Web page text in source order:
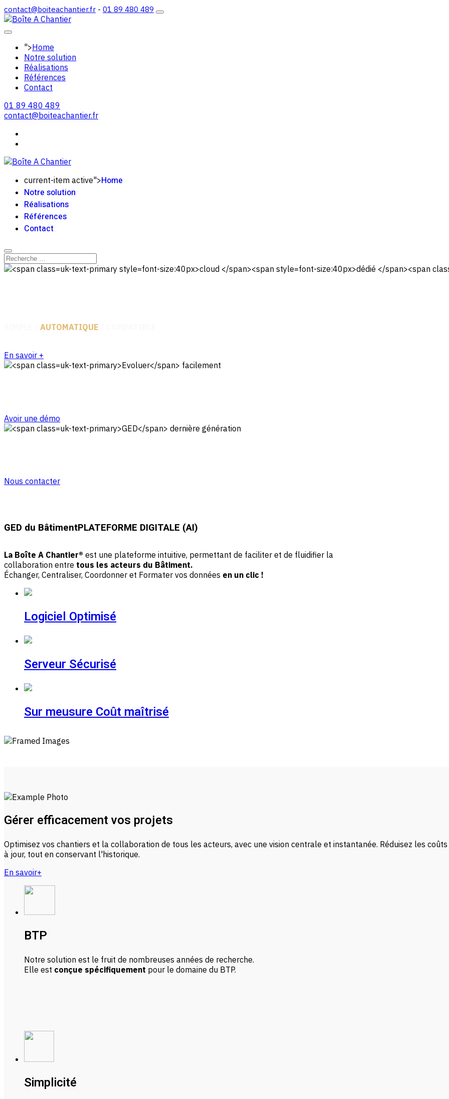
contact@boiteachantier.fr - 01 89 480 489
">Home
Notre solution
Réalisations
Références
Contact
01 89 480 489
contact@boiteachantier.fr
current-item active">Home
Notre solution
Réalisations
Références
Contact
AUTOMATIQUE
En savoir +
Avoir une démo
Nous contacter
GED du BâtimentPLATEFORME DIGITALE (AI)
La Boîte A Chantier® est une plateforme intuitive, permettant de faciliter et de fluidifier la
collaboration entre tous les acteurs du Bâtiment.
Échanger, Centraliser, Coordonner et Formater vos données en un clic !
Logiciel Optimisé
Serveur Sécurisé
Sur meusure Coût maîtrisé
Gérer efficacement vos projets
Optimisez vos chantiers et la collaboration de tous les acteurs, avec une vision centrale et instantanée. Réduisez les
à jour, tout en conservant l'historique.
En savoir+
BTP
Notre solution est le fruit de nombreuses années de recherche.
Elle est conçue spécifiquement pour le domaine du BTP.
Simplicité